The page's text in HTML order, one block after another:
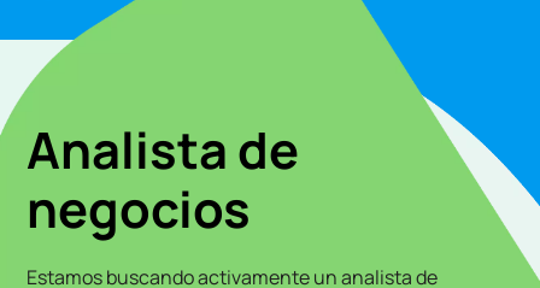
Analista de
negocios
Estamos buscando activamente un analista de